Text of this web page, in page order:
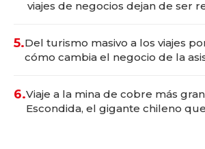
viajes de negocios dejan de ser
5.Del turismo masivo a los viajes
cómo cambia el negocio de la
6.Viaje a la mina de cobre más
Escondida, el gigante chileno